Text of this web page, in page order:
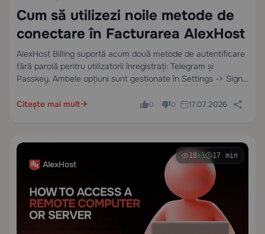
Cum să utilizezi noile metode de
conectare în Facturarea AlexHost
AlexHost Billing suportă acum două metode de autentificare
fără parolă pentru utilizatorii înregistrați: Telegram și
Passkey. Ambele opțiuni sunt gestionate în Settings -> Sign-
întâi conectați-vă la facturare cu metoda dvs. de…
Citește mai mult 0 0 17.07.2026
18+1 17 min